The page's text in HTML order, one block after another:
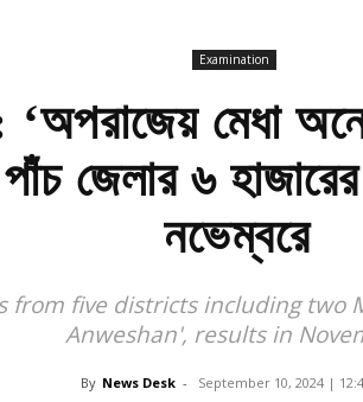
Examination
মেধা
জেলার ৬
নভেম্বরে
from five districts including
Anweshan', results in
By News Desk - September 10, 2024 |